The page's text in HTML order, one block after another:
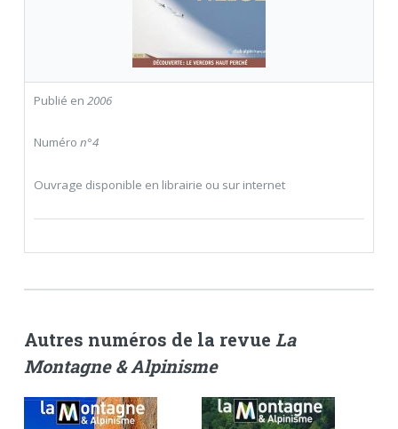
Publié en 2006
Numéro n°4
Ouvrage disponible en librairie ou sur internet
Autres numéros de la revue La
Montagne & Alpinisme